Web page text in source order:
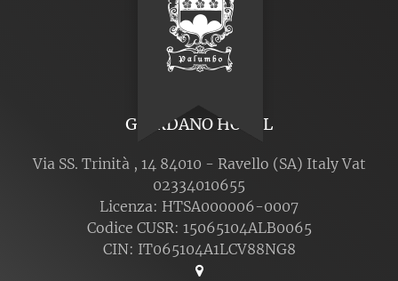
GIORDANO HOTEL
Via SS. Trinità , 14 84010 - Ravello (SA) Italy Vat
02334010655
Licenza: HTSA000006-0007
Codice CUSR: 15065104ALB0065
CIN: IT065104A1LCV88NG8